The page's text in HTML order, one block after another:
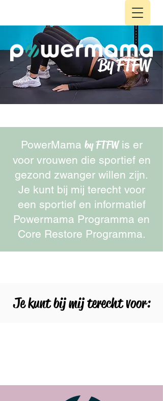
By FTFW
PowerMama by FTFWis er
voor vrouwen die sportief en
gezond zwanger willen zijn.
Je kunt bij mij terecht voor
een sportief en informatief
Powermama Programma en
Core Restore Programma.
Je kunt bij mij terecht voor: